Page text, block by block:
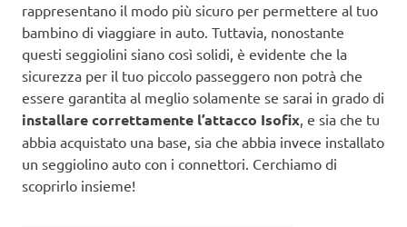
rappresentano il modo più sicuro per permettere al tuo
bambino di viaggiare in auto. Tuttavia, nonostante
questi seggiolini siano così solidi, è evidente che la
sicurezza per il tuo piccolo passeggero non potrà che
essere garantita al meglio solamente se sarai in grado di
installare correttamente l’attacco Isofix, e sia che tu
abbia acquistato una base, sia che abbia invece installato
un seggiolino auto con i connettori. Cerchiamo di
scoprirlo insieme!